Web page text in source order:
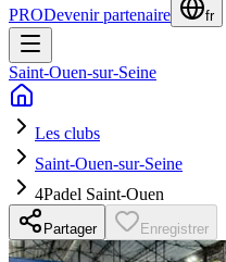
PRODevenir partenaire fr
Saint-Ouen-sur-Seine
Les clubs
Saint-Ouen-sur-Seine
4Padel Saint-Ouen
Partager Enregistrer